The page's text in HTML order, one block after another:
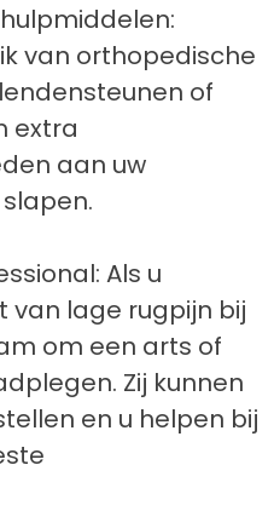
van orthopedische
of
extra
aan uw
Als u
lage rugpijn bij
om een arts of
Zij kunnen
en u helpen bij